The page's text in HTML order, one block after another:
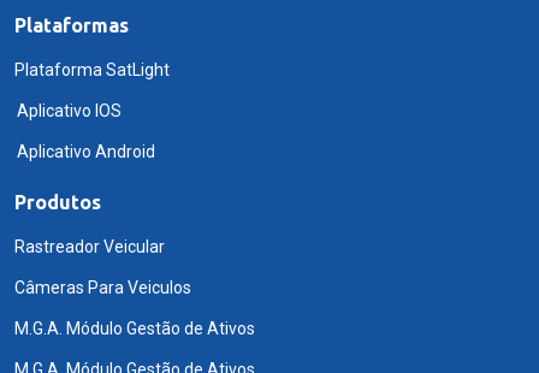
Plataformas
Plataforma SatLight
Aplicativo IOS
Aplicativo Android
Produtos
Rastreador Veicular
Câmeras Para Veiculos
M.G.A. Módulo Gestão de Ativos